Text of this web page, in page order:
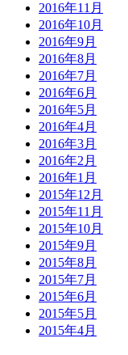
2016年11月
2016年10月
2016年9月
2016年8月
2016年7月
2016年6月
2016年5月
2016年4月
2016年3月
2016年2月
2016年1月
2015年12月
2015年11月
2015年10月
2015年9月
2015年8月
2015年7月
2015年6月
2015年5月
2015年4月